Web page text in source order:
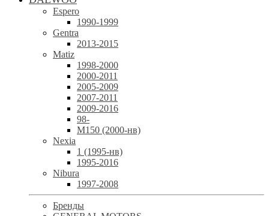
Espero
1990-1999
Gentra
2013-2015
Matiz
1998-2000
2000-2011
2005-2009
2007-2011
2009-2016
98-
М150 (2000-нв)
Nexia
1 (1995-нв)
1995-2016
Nibura
1997-2008
Бренды